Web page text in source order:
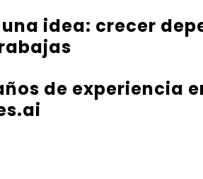
idea: crecer
de experiencia